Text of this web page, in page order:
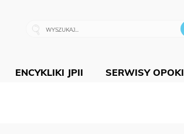
ENCYKLIKI JPII SERWISY OPOKI